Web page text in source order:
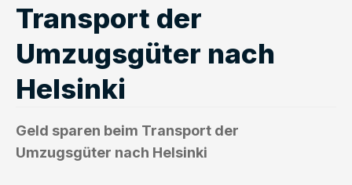
Transport der
Umzugsgüter nach
Helsinki
Geld sparen beim Transport der
Umzugsgüter nach Helsinki